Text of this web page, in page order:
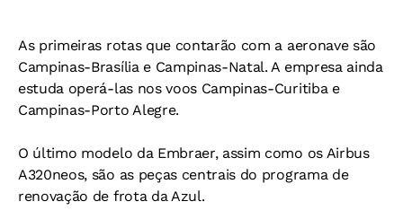
As primeiras rotas que contarão com a aeronave são
Campinas-Brasília e Campinas-Natal. A empresa ainda
estuda operá-las nos voos Campinas-Curitiba e
Campinas-Porto Alegre.
O último modelo da Embraer, assim como os Airbus
A320neos, são as peças centrais do programa de
renovação de frota da Azul.